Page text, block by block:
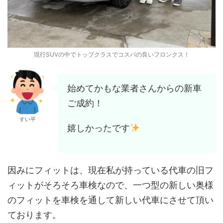
現行SUVの中でトップクラスでコスパの良いフロンクス！
すい平
始めてかもな業者さんからの新車
ご成約！
嬉しかったです
因みにフィットは、現在私が持っている代車の旧フ
ィットがそろそろ車検なので、一つ型の新しい奥様
のフィットを車検を通して新しい代車にさせて頂い
ております。